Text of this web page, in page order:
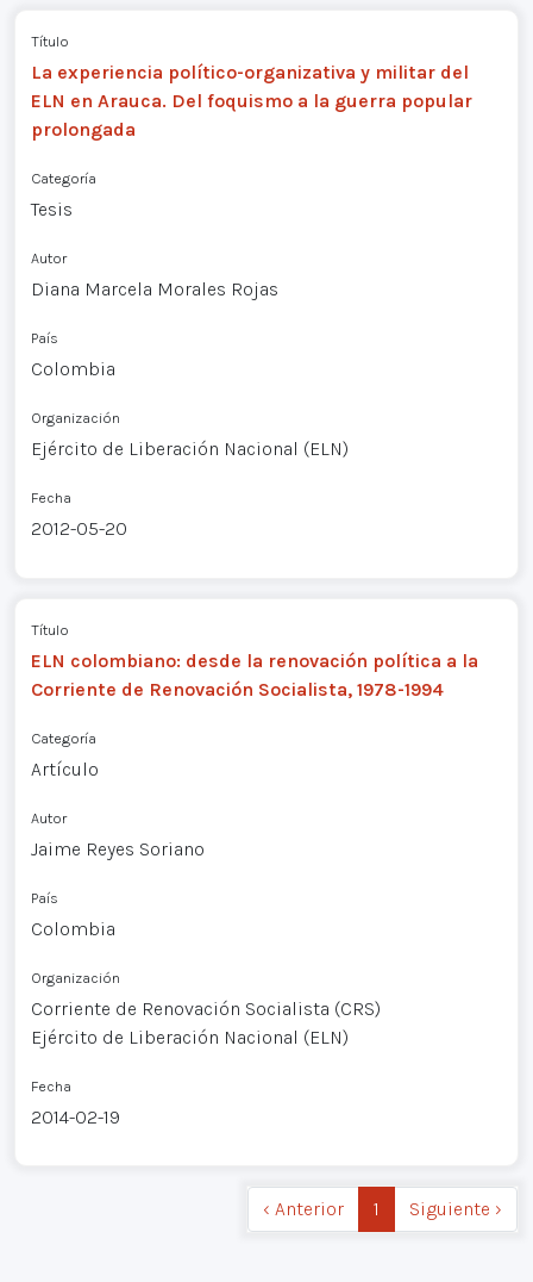
Título
La experiencia político-organizativa y militar del
ELN en Arauca. Del foquismo a la guerra popular
prolongada
Categoría
Tesis
Autor
Diana Marcela Morales Rojas
País
Colombia
Organización
Ejército de Liberación Nacional (ELN)
Fecha
2012-05-20
Título
ELN colombiano: desde la renovación política a la
Corriente de Renovación Socialista, 1978-1994
Categoría
Artículo
Autor
Jaime Reyes Soriano
País
Colombia
Organización
Corriente de Renovación Socialista (CRS)
Ejército de Liberación Nacional (ELN)
Fecha
2014-02-19
‹ Anterior 1 Siguiente ›